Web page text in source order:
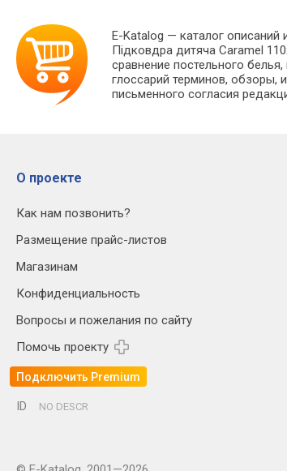
E-Katalog — каталог описаний
Підковдра дитяча Caramel
сравнение постельного
глоссарий терминов, обзоры,
письменного согласия
О проекте
Как нам позвонить?
Размещение прайс-листов
Магазинам
Конфиденциальность
Вопросы и пожелания по сайту
Помочь проекту
Подключить Premium
ID NO DESCR